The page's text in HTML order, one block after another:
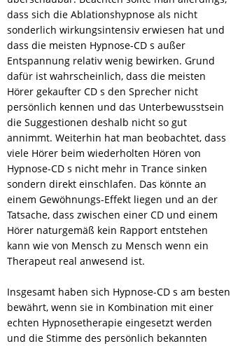
dass sich die Ablationshypnose als nicht
sonderlich wirkungsintensiv erwiesen hat und
dass die meisten Hypnose-CD s außer
Entspannung relativ wenig bewirken. Grund
dafür ist wahrscheinlich, dass die meisten
Hörer gekaufter CD s den Sprecher nicht
persönlich kennen und das Unterbewusstsein
die Suggestionen deshalb nicht so gut
annimmt. Weiterhin hat man beobachtet, dass
viele Hörer beim wiederholten Hören von
Hypnose-CD s nicht mehr in Trance sinken
sondern direkt einschlafen. Das könnte an
einem Gewöhnungs-Effekt liegen und an der
Tatsache, dass zwischen einer CD und einem
Hörer naturgemäß kein Rapport entstehen
kann wie von Mensch zu Mensch wenn ein
Therapeut real anwesend ist.
Insgesamt haben sich Hypnose-CD s am besten
bewährt, wenn sie in Kombination mit einer
echten Hypnosetherapie eingesetzt werden
und die Stimme des persönlich bekannten